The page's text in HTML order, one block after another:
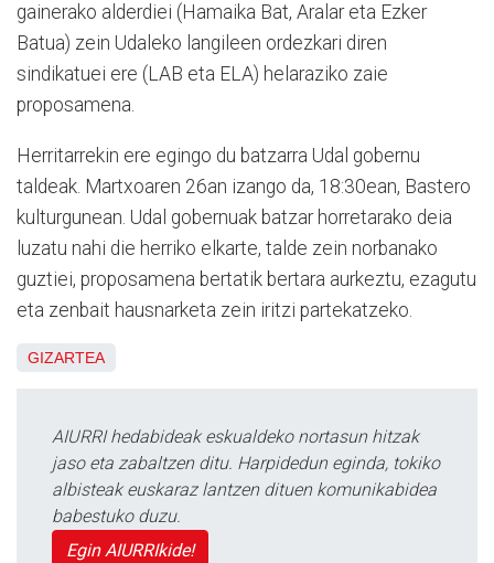
gainerako alderdiei (Hamaika Bat, Aralar eta Ezker
Batua) zein Udaleko langileen ordezkari diren
sindikatuei ere (LAB eta ELA) helaraziko zaie
proposamena.
Herritarrekin ere egingo du batzarra Udal gobernu
taldeak. Martxoaren 26an izango da, 18:30ean, Bastero
kulturgunean. Udal gobernuak batzar horretarako deia
luzatu nahi die herriko elkarte, talde zein norbanako
guztiei, proposamena bertatik bertara aurkeztu, ezagutu
eta zenbait hausnarketa zein iritzi partekatzeko.
GIZARTEA
AIURRI hedabideak eskualdeko nortasun hitzak
jaso eta zabaltzen ditu. Harpidedun eginda, tokiko
albisteak euskaraz lantzen dituen komunikabidea
babestuko duzu.
Egin AIURRIkide!